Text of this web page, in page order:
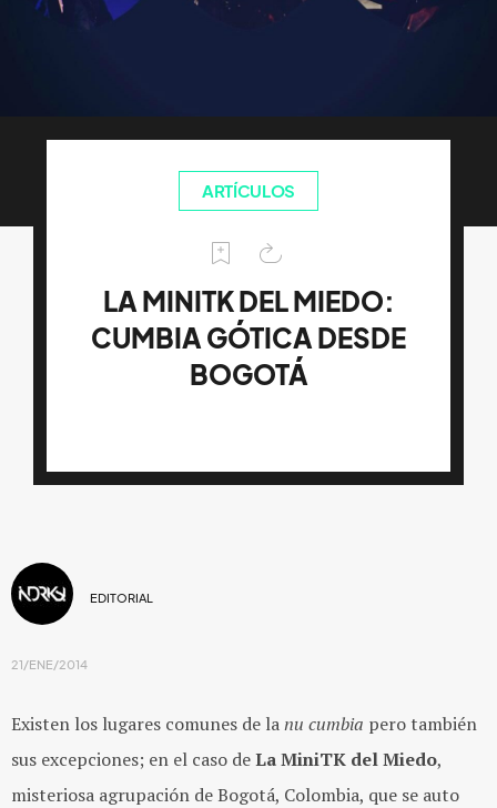
ARTÍCULOS
LA MINITK DEL MIEDO:
CUMBIA GÓTICA DESDE
BOGOTÁ
EDITORIAL
21/ENE/2014
Existen los lugares comunes de lanu cumbia pero también
sus excepciones; en el caso deLa MiniTK del Miedo,
misteriosa agrupación de Bogotá, Colombia, que se auto